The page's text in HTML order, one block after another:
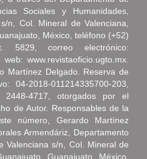
Sociales y Humanidades,
n, Col. Mineral de Valenciana,
México, teléfono (+52)
correo electrónico:
www.revistaoficio.ugto.mx.
Martínez Delgado. Reserva de
04-2018-011214335700-203,
2448-4717, otorgados por el
de Autor. Responsables de la
número, Gerardo Martínez
Armendáriz, Departamento
Valenciana s/n, Col. Mineral de
Guanajuato, México,